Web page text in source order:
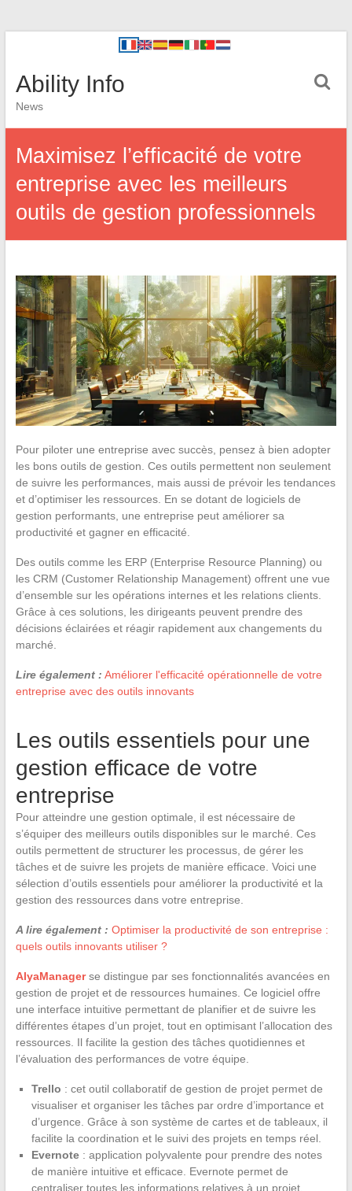
Ability Info
News
Maximisez l’efficacité de votre
entreprise avec les meilleurs
outils de gestion professionnels
Pour piloter une entreprise avec succès, pensez à bien adopter
les bons outils de gestion. Ces outils permettent non seulement
de suivre les performances, mais aussi de prévoir les tendances
et d’optimiser les ressources. En se dotant de logiciels de
gestion performants, une entreprise peut améliorer sa
productivité et gagner en efficacité.
Des outils comme les ERP (Enterprise Resource Planning) ou
les CRM (Customer Relationship Management) offrent une vue
d’ensemble sur les opérations internes et les relations clients.
Grâce à ces solutions, les dirigeants peuvent prendre des
décisions éclairées et réagir rapidement aux changements du
marché.
Lire également : Améliorer l'efficacité opérationnelle de votre
entreprise avec des outils innovants
Les outils essentiels pour une
gestion efficace de votre
entreprise
Pour atteindre une gestion optimale, il est nécessaire de
s’équiper des meilleurs outils disponibles sur le marché. Ces
outils permettent de structurer les processus, de gérer les
tâches et de suivre les projets de manière efficace. Voici une
sélection d’outils essentiels pour améliorer la productivité et la
gestion des ressources dans votre entreprise.
A lire également : Optimiser la productivité de son entreprise :
quels outils innovants utiliser ?
AlyaManagerse distingue par ses fonctionnalités avancées en
gestion de projet et de ressources humaines. Ce logiciel offre
une interface intuitive permettant de planifier et de suivre les
différentes étapes d’un projet, tout en optimisant l’allocation des
ressources. Il facilite la gestion des tâches quotidiennes et
l’évaluation des performances de votre équipe.
Trello : cet outil collaboratif de gestion de projet permet de
visualiser et organiser les tâches par ordre d’importance et
d’urgence. Grâce à son système de cartes et de tableaux, il
facilite la coordination et le suivi des projets en temps réel.
Evernote: application polyvalente pour prendre des notes
de manière intuitive et efficace. Evernote permet de
centraliser toutes les informations relatives à un projet,